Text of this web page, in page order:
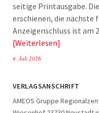
seitige Printausgabe.
erschienen, die nächste
Anzeigenschluss ist
Weiterlesen
8. Juli 2026
VERLAGSANSCHRIFT
AMEOS Gruppe